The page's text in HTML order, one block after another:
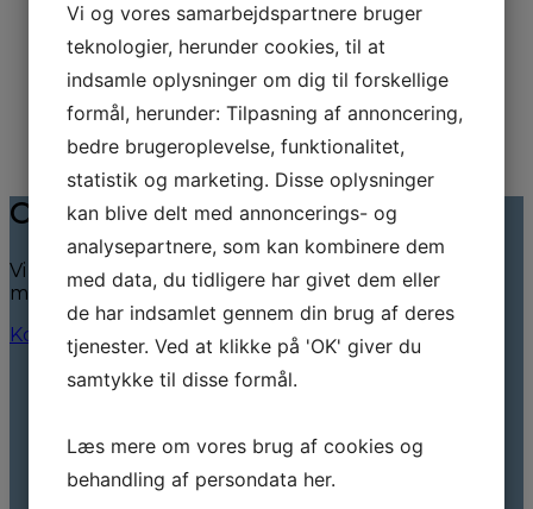
Overvejer du at sælge din bil?
Vi mangler gode brugte biler – ring og få en snak
med os om hvordan vi kan hjælpe dig.
Kontakt os her
Vi og vores samarbejdspartnere bruger
teknologier, herunder cookies, til at
indsamle oplysninger om dig til forskellige
formål, herunder: Tilpasning af annoncering,
bedre brugeroplevelse, funktionalitet,
statistik og marketing. Disse oplysninger
kan blive delt med annoncerings- og
analysepartnere, som kan kombinere dem
med data, du tidligere har givet dem eller
de har indsamlet gennem din brug af deres
tjenester. Ved at klikke på 'OK' giver du
samtykke til disse formål.
Læs mere om vores brug af cookies og
behandling af persondata her.